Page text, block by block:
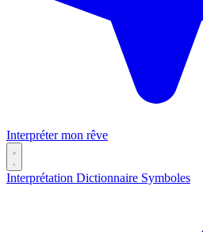
Interpréter mon rêve
Interprétation Dictionnaire Symboles